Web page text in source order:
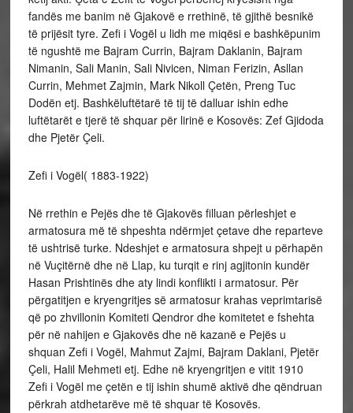
fandës me banim në Gjakovë e rrethinë, të gjithë besnikë
të prijësit tyre. Zefi i Vogël u lidh me miqësi e bashkëpunim
të ngushtë me Bajram Currin, Bajram Daklanin, Bajram
Nimanin, Sali Manin, Sali Nivicen, Niman Ferizin, Asllan
Currin, Mehmet Zajmin, Mark Nikoll Çetën, Preng Tuc
Dodën etj. Bashkëluftëtarë të tij të dalluar ishin edhe
luftëtarët e tjerë të shquar për lirinë e Kosovës: Zef Gjidoda
dhe Pjetër Çeli.
Zefi i Vogël( 1883-1922)
Në rrethin e Pejës dhe të Gjakovës filluan përleshjet e
armatosura më të shpeshta ndërmjet çetave dhe reparteve
të ushtrisë turke. Ndeshjet e armatosura shpejt u përhapën
në Vuçitërnë dhe në Llap, ku turqit e rinj agjitonin kundër
Hasan Prishtinës dhe aty lindi konflikti i armatosur. Për
përgatitjen e kryengritjes së armatosur krahas veprimtarisë
që po zhvillonin Komiteti Qendror dhe komitetet e fshehta
për në nahijen e Gjakovës dhe në kazanë e Pejës u
shquan Zefi i Vogël, Mahmut Zajmi, Bajram Daklani, Pjetër
Çeli, Halil Mehmeti etj. Edhe në kryengritjen e vitit 1910
Zefi i Vogël me çetën e tij ishin shumë aktivë dhe qëndruan
përkrah atdhetarëve më të shquar të Kosovës.